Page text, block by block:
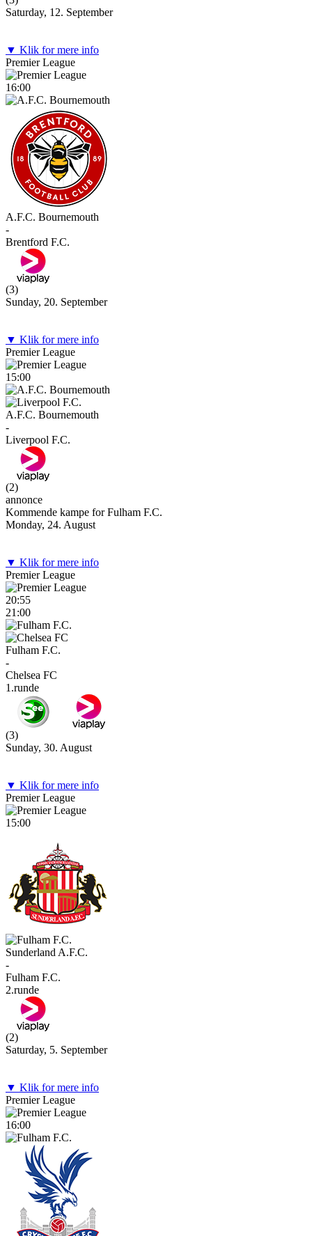
Saturday, 12. September
▼ Klik for mere info
Premier League
16:00
A.F.C. Bournemouth
-
Brentford F.C.
(3)
Sunday, 20. September
▼ Klik for mere info
Premier League
15:00
A.F.C. Bournemouth
-
Liverpool F.C.
(2)
annonce
Kommende kampe for Fulham F.C.
Monday, 24. August
▼ Klik for mere info
Premier League
20:55
21:00
Fulham F.C.
-
Chelsea FC
1.runde
(3)
Sunday, 30. August
▼ Klik for mere info
Premier League
15:00
Sunderland A.F.C.
-
Fulham F.C.
2.runde
(2)
Saturday, 5. September
▼ Klik for mere info
Premier League
16:00